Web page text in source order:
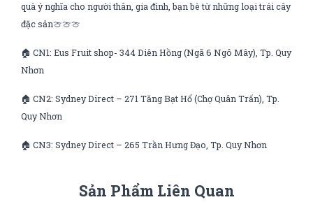
quà ý nghĩa cho người thân, gia đình, bạn bè từ những loại trái cây
đặc sản🍈🍈🍈
🏠 CN1: Eus Fruit shop- 344 Diên Hồng (Ngã 6 Ngô Mây), Tp. Quy
Nhơn
🏠 CN2: Sydney Direct – 271 Tăng Bạt Hổ (Chợ Quân Trấn), Tp.
Quy Nhơn
🏠 CN3: Sydney Direct – 265 Trần Hưng Đạo, Tp. Quy Nhơn
Sản Phẩm Liên Quan